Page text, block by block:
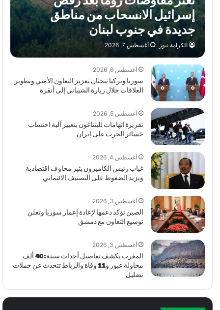
إسرائيل الانسحاب من مناطق
جديدة في جنوب لبنان
الكرامة نيوز أغسطس 7, 2026
أغسطس 6, 2026
سوريا وتركيا تبحثان تعزيز التعاون الأمني وتطوير
العلاقات خلال زيارة الشيباني إلى أنقرة
أغسطس 5, 2026
تقرير: اتهامات للبنتاغون بتغيير آلية احتساب
خسائر الحرب على إيران
أغسطس 4, 2026
غياب رئيس الكاميرون يثير مخاوف اقتصادية
ويزيد الضغوط على التصنيف الائتماني
أغسطس 3, 2026
الصين تؤكد دعمها لإعادة إعمار سوريا وتعلن
توسيع التعاون مع دمشق
أغسطس 3, 2026
المغرب يكشف تفاصيل أحداث سبتة: 40 ألف
محاولة عبور و11 وفاة والرباط تتحدث عن حملات
تضليل